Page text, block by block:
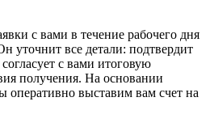
с вами в течение рабочего дня
уточнит все детали: подтвердит
с вами итоговую
получения. На основании
оперативно выставим вам счет на